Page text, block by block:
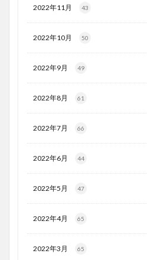
2022年11月 43
2022年10月 50
2022年9月 49
2022年8月 61
2022年7月 66
2022年6月 44
2022年5月 47
2022年4月 65
2022年3月 65